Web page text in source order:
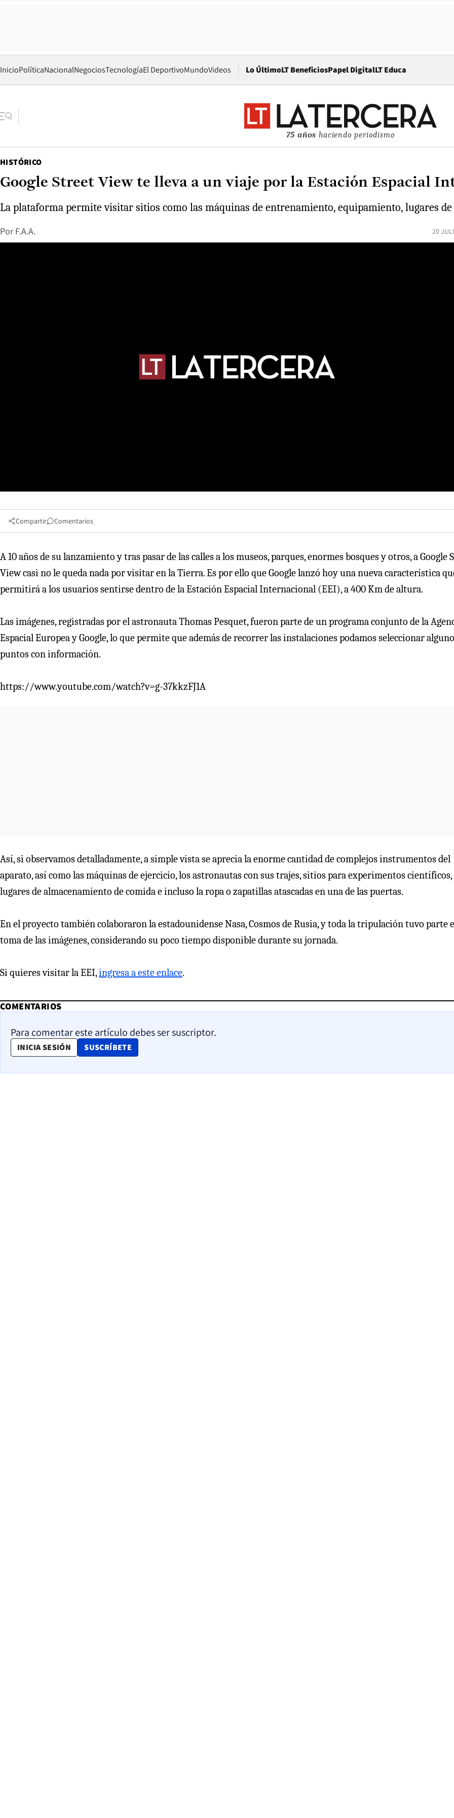
InicioPolíticaNacionalNegociosTecnologíaEl DeportivoMundoVideos Lo ÚltimoLT BeneficiosPapel DigitalOpens in new window
LT Educa
75 años haciendo periodismo
HISTÓRICO
Google Street View te lleva a un viaje por la Estación Espacial
La plataforma permite visitar sitios como las máquinas de entrenamiento, equipamiento, lugares
Por F.A.A. 20
Compartir Comentarios
A 10 años de su lanzamiento y tras pasar de las calles a los museos, parques, enormes bosques y otros, a Google
View casi no le queda nada por visitar en la Tierra. Es por ello que Google lanzó hoy una nueva característica
permitirá a los usuarios sentirse dentro de la Estación Espacial Internacional (EEI), a 400 Km de altura.
Las imágenes, registradas por el astronauta Thomas Pesquet, fueron parte de un programa conjunto de la
Espacial Europea y Google, lo que permite que además de recorrer las instalaciones podamos seleccionar
puntos con información.
https://www.youtube.com/watch?v=g-37kkzFJ1A
Así, si observamos detalladamente, a simple vista se aprecia la enorme cantidad de complejos instrumentos del
aparato, así como las máquinas de ejercicio, los astronautas con sus trajes, sitios para experimentos científicos,
lugares de almacenamiento de comida e incluso la ropa o zapatillas atascadas en una de las puertas.
En el proyecto también colaboraron la estadounidense Nasa, Cosmos de Rusia, y toda la tripulación tuvo parte
toma de las imágenes, considerando su poco tiempo disponible durante su jornada.
Si quieres visitar la EEI,ingresa a este enlace.
COMENTARIOS
Para comentar este artículo debes ser suscriptor.
INICIA SESIÓN SUSCRÍBETE
OPENS IN NEW WINDOW